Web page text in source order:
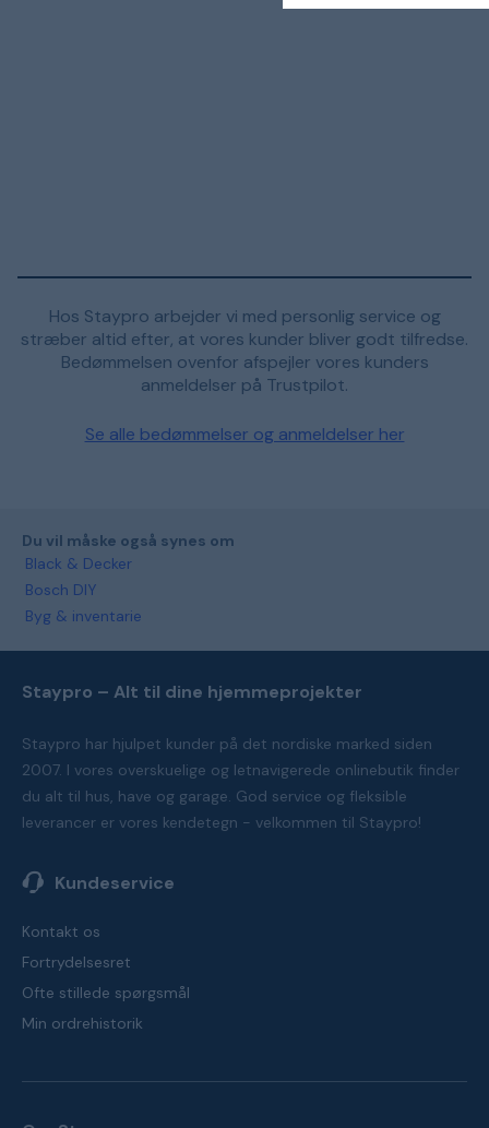
Hos Staypro arbejder vi med personlig service og
stræber altid efter, at vores kunder bliver godt tilfredse.
Bedømmelsen ovenfor afspejler vores kunders
anmeldelser på Trustpilot.
Se alle bedømmelser og anmeldelser her
Du vil måske også synes om
Black & Decker
Bosch DIY
Byg & inventarie
Staypro – Alt til dine hjemmeprojekter
Staypro har hjulpet kunder på det nordiske marked siden
2007. I vores overskuelige og letnavigerede onlinebutik finder
du alt til hus, have og garage. God service og fleksible
leverancer er vores kendetegn - velkommen til Staypro!
Kundeservice
Kontakt os
Fortrydelsesret
Ofte stillede spørgsmål
Min ordrehistorik